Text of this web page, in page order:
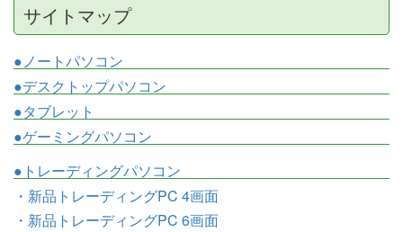
サイトマップ
●ノートパソコン
●デスクトップパソコン
●タブレット
●ゲーミングパソコン
●トレーディングパソコン
・新品トレーディングPC 4画面
・新品トレーディングPC 6画面